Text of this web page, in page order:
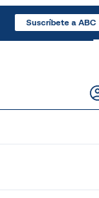
Suscríbete a ABC